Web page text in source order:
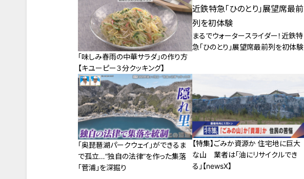
「味しみ春雨の中華サラダ」の作り方
【キユーピー３分クッキング】
まるでウォータースライダー！近鉄特
急「ひのとり」展望席最前列を初体験
「奥琵琶湖パークウェイ」ができるま
で孤立…“独自の法律”を作った集落
「菅浦」を深掘り
【特集】ごみか資源か 住宅地に巨大
な山 業者は「油にリサイクルでき
る」【newsX】